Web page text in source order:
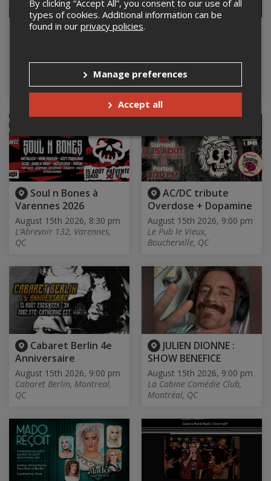
Soirée Glam Metal
August 15th 2026, 8:30 pm
Radis Noir pub nordique et
café, Ste-Anne-des-Lacs, QC
Soul n Bones à
Varennes 2026
August 15th 2026, 8:30 pm
L’Abrevoir 132, Varennes,
QC
AC/DC tribute
Overdose + Dopamine
August 15th 2026, 9:00 pm
Le Pub le Vieux,
Boucherville, QC
Cabaret Berlin 4e
Anniversaire
August 15th 2026, 9:00 pm
Cabaret Berlin, Montreal,
QC
JULIEN DIONNE :
SHOW BENEFICE
August 15th 2026, 9:00 pm
La Cabine Comédie Club,
Montréal, QC
By clicking “Accept All”, you consent to our use of all
types of cookies. Additional information can be
found in our privacy policies.
Manage preferences
Accept all